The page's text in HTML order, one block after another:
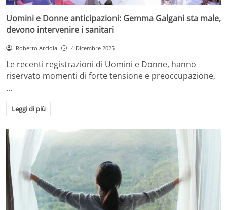
Uomini e Donne anticipazioni: Gemma Galgani sta male,
devono intervenire i sanitari
Roberto Arciola 4 Dicembre 2025
Le recenti registrazioni di Uomini e Donne, hanno
riservato momenti di forte tensione e preoccupazione,
…
Leggi di più